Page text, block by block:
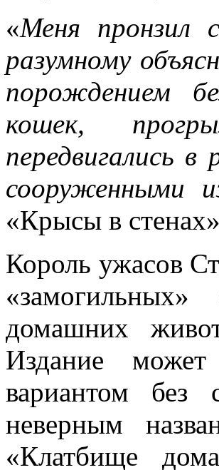
«Меня пронзил
разумному
порождением
кошек,
передвигались
сооруженными
«Крысы в
Король ужасов
домашних
Издание
вариантом без
неверным
«Клатбище